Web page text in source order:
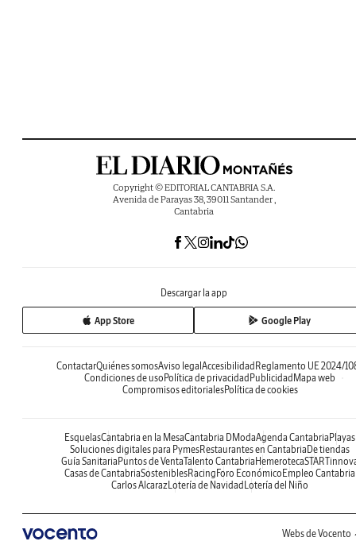
Copyright © EDITORIAL CANTABRIA S.A.
Avenida de Parayas 38, 39011 Santander ,
Cantabria
Descargar la app
App Store Google Play
ContactarQuiénes somosAviso legal Accesibilidad Reglamento UE 2024/
Condiciones de uso Política de privacidad Publicidad Mapa web
Compromisos editorialesPolítica de cookies
EsquelasCantabria en la MesaCantabria DModaAgenda Cantabria Playas
Soluciones digitales para PymesRestaurantes en Cantabria De tiendas
Guía Sanitaria Puntos de VentaTalento Cantabria Hemeroteca
Casas de CantabriaSosteniblesRacing Foro Económico Empleo Cantabria
Carlos AlcarazLotería de Navidad Lotería del Niño
Webs de Vocento